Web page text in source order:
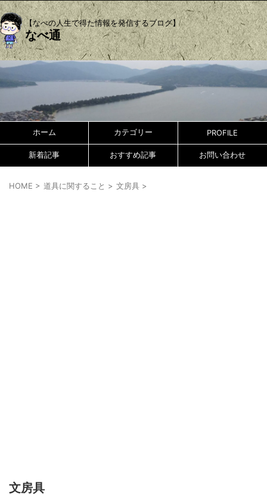
【なべの人生で得た情報を発信するブログ】
なべ通
ホーム カテゴリー PROFILE
新着記事 おすすめ記事 お問い合わせ
HOME > 道具に関すること > 文房具 >
文房具